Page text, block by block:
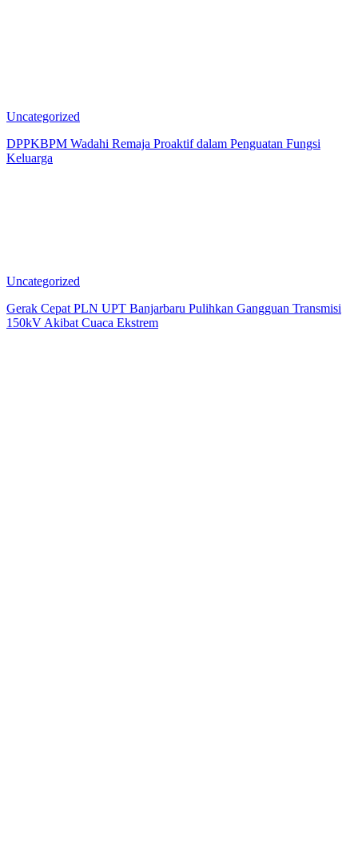
Uncategorized
DPPKBPM Wadahi Remaja Proaktif dalam Penguatan Fungsi
Keluarga
Uncategorized
Gerak Cepat PLN UPT Banjarbaru Pulihkan Gangguan Transmisi
150kV Akibat Cuaca Ekstrem